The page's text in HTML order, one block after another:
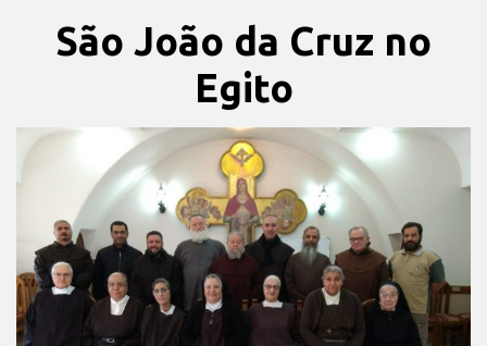
São João da Cruz no
Egito